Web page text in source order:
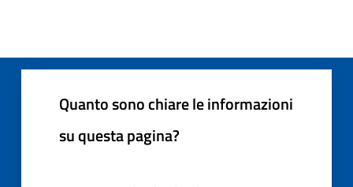
Quanto sono chiare le informazioni
su questa pagina?